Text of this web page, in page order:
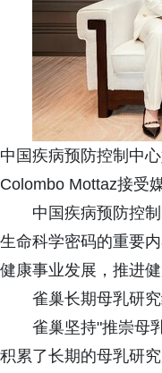
中国疾病预防控制中
Colombo Mottaz接受
中国疾病预防控
生命科学密码的重要
健康事业发展，推进
雀巢长期母乳研
雀巢坚持"推崇母
积累了长期的母乳研